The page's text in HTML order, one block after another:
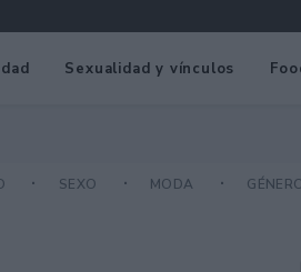
Sexualidad y vínculos
SEXO MODA